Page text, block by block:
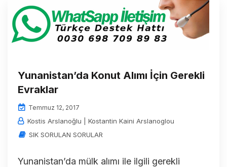
Yunanistan’da Konut Alımı İçin Gerekli
Evraklar
Temmuz 12, 2017
Kostis Arslanoğlu | Kostantin Kaini Arslanoglou
SIK SORULAN SORULAR
Yunanistan’da mülk alımı ile ilgili gerekli